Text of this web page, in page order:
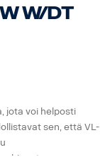
puskurit. 0 mm
sopii myös 40 mm
W/DT
jota voi helposti
sen, että VL-